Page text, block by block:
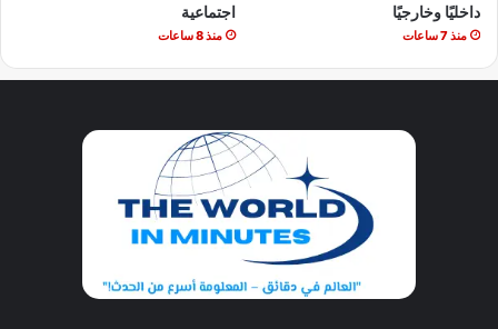
داخليًا وخارجيًا
منذ 7 ساعات
اجتماعية
منذ 8 ساعات